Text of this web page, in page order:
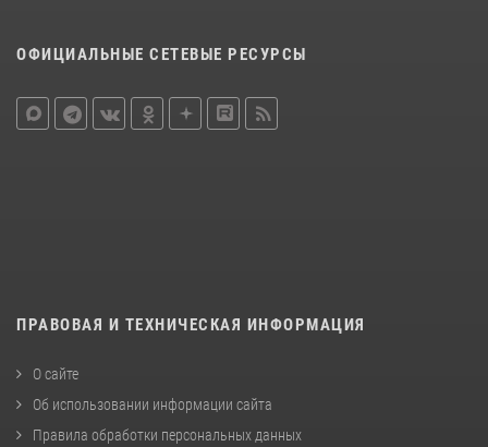
ОФИЦИАЛЬНЫЕ СЕТЕВЫЕ РЕСУРСЫ
ПРАВОВАЯ И ТЕХНИЧЕСКАЯ ИНФОРМАЦИЯ
О сайте
Об использовании информации сайта
Правила обработки персональных данных